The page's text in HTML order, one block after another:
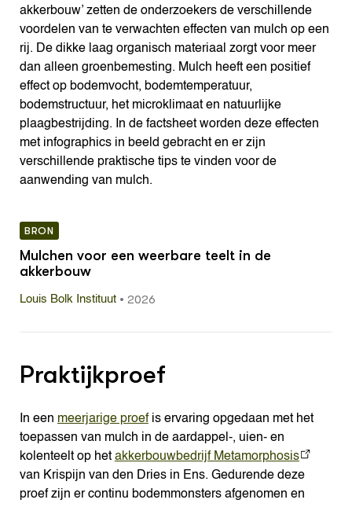
akkerbouw’ zetten de onderzoekers de verschillende
voordelen van te verwachten effecten van mulch op een
rij. De dikke laag organisch materiaal zorgt voor meer
dan alleen groenbemesting. Mulch heeft een positief
effect op bodemvocht, bodemtemperatuur,
bodemstructuur, het microklimaat en natuurlijke
plaagbestrijding. In de factsheet worden deze effecten
met infographics in beeld gebracht en er zijn
verschillende praktische tips te vinden voor de
aanwending van mulch.
BRON
Mulchen voor een weerbare teelt in de
akkerbouw
Louis Bolk Instituut• 2026
Praktijkproef
In een meerjarige proefis ervaring opgedaan met het
toepassen van mulch in de aardappel-, uien- en
kolenteelt op het akkerbouwbedrijf Metamorphosis
van Krispijn van den Dries in Ens. Gedurende deze
proef zijn er continu bodemmonsters afgenomen en